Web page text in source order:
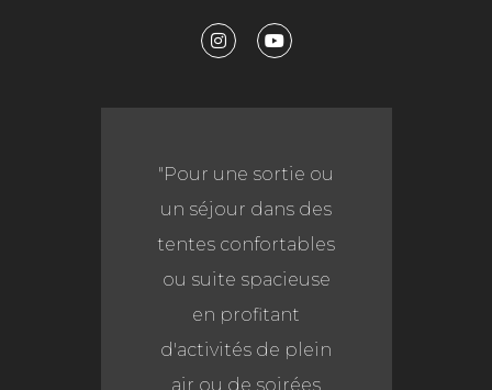
"Pour une sortie ou
un séjour dans des
tentes confortables
ou suite spacieuse
en profitant
d'activités de plein
air ou de soirées